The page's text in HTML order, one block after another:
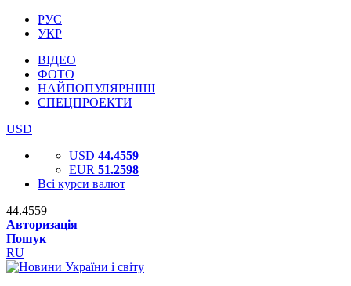
РУС
УКР
ВІДЕО
ФОТО
НАЙПОПУЛЯРНІШІ
СПЕЦПРОЕКТИ
USD
USD 44.4559
EUR 51.2598
Всі курси валют
44.4559
Авторизація
Пошук
RU